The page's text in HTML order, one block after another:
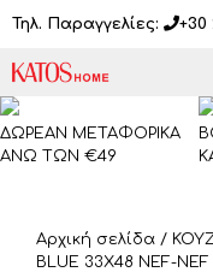
σε
Τηλ. Παραγγελίες: +30
ΔΩΡΕΑΝ ΜΕΤΑΦΟΡΙΚΑ
ΑΝΩ ΤΩΝ €49
Αρχική σελίδα /
BLUE 33X48 NEF-NEF